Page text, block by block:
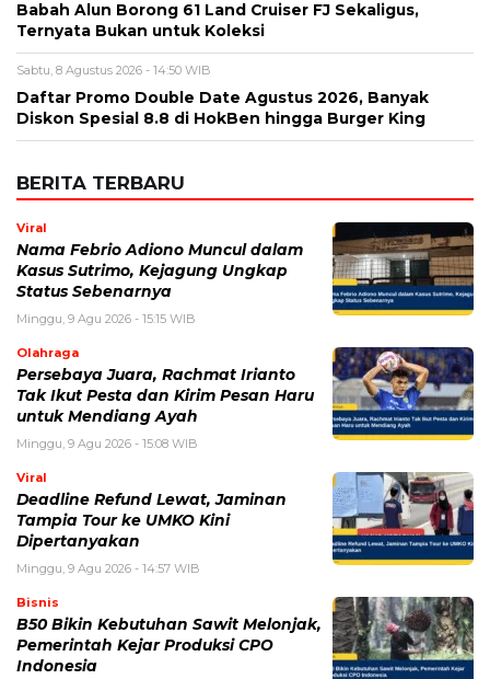
Babah Alun Borong 61 Land Cruiser FJ Sekaligus,
Ternyata Bukan untuk Koleksi
Sabtu, 8 Agustus 2026 - 14:50 WIB
Daftar Promo Double Date Agustus 2026, Banyak
Diskon Spesial 8.8 di HokBen hingga Burger King ‎
BERITA TERBARU
Viral
Nama Febrio Adiono Muncul dalam
Kasus Sutrimo, Kejagung Ungkap
Status Sebenarnya
Minggu, 9 Agu 2026 - 15:15 WIB
Olahraga
Persebaya Juara, Rachmat Irianto
Tak Ikut Pesta dan Kirim Pesan Haru
untuk Mendiang Ayah
Minggu, 9 Agu 2026 - 15:08 WIB
Viral
Deadline Refund Lewat, Jaminan
Tampia Tour ke UMKO Kini
Dipertanyakan
Minggu, 9 Agu 2026 - 14:57 WIB
Bisnis
B50 Bikin Kebutuhan Sawit Melonjak,
Pemerintah Kejar Produksi CPO
Indonesia